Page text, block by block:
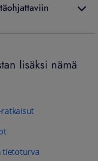
lisäksi nämä
ratkaisut
tietoturva